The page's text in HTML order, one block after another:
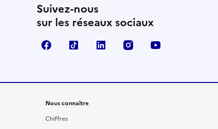
Suivez-nous
sur les réseaux sociaux
FacebookTikTok LinkedIn Instagram
Nous connaître
Chiffres